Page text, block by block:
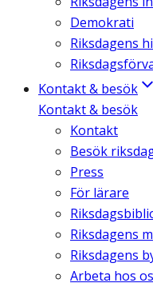
Demokrati
Riksdagens
Kontakt & besök
Kontakt & besök
Kontakt
Besök
Press
För lärare
Riksdagens
Riksdagens
Arbeta hos